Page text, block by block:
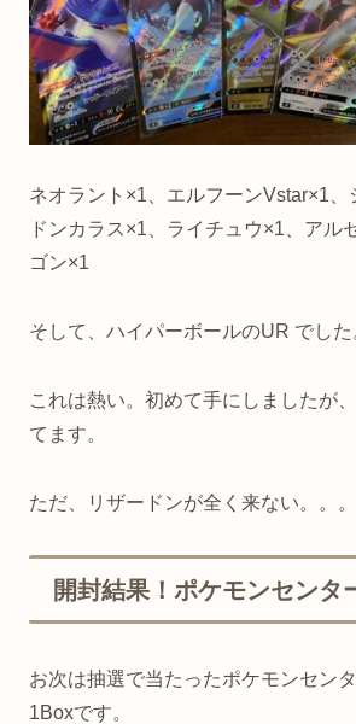
ネオラント×1、エルフーンVstar×1、
ドンカラス×1、ライチュウ×1、アル
ゴン×1
そして、ハイパーボールのUR でした
これは熱い。初めて手にしましたが
てます。
ただ、リザードンが全く来ない。。。
開封結果！ポケモンセンタ
お次は抽選で当たったポケモンセン
1Boxです。